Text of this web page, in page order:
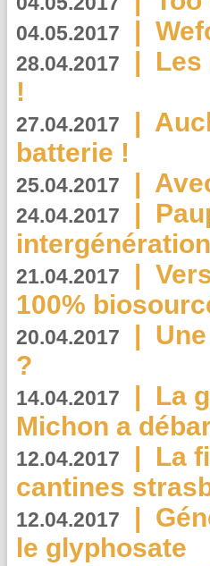
04.05.2017 |
28.04.2017 | Les
!
27.04.2017 |
batterie !
25.04.2017 |
24.04.2017 |
21.04.2017 |
100%
20.04.2017 |
?
14.04.2017 | La
Michon a
12.04.2017 | La
cantines
12.04.2017 |
le glyphosate